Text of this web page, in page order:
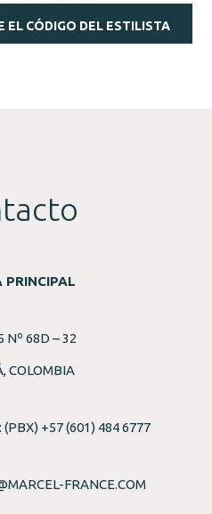
EL CÓDIGO DEL ESTILISTA
PRINCIPAL
Nº 68D – 32
COLOMBIA
+57 (601) 484 6777
FRANCE.COM